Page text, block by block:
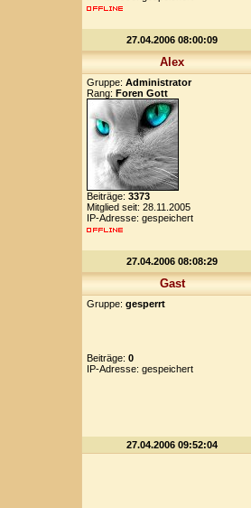
27.04.2006 08:00:09
Alex
Gruppe: Administrator
Rang: Foren Gott
Beiträge: 3373
Mitglied seit: 28.11.2005
IP-Adresse: gespeichert
27.04.2006 08:08:29
Gast
Gruppe: gesperrt
Beiträge: 0
IP-Adresse: gespeichert
27.04.2006 09:52:04